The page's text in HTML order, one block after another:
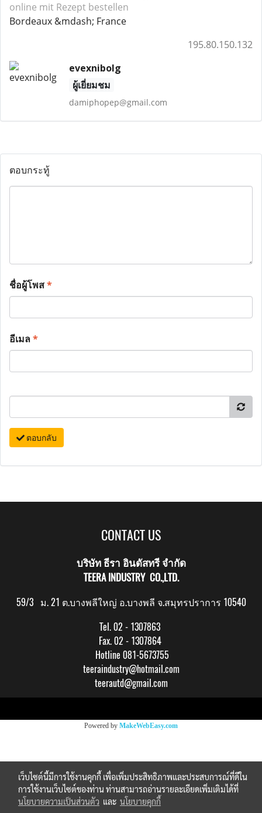
online mit Rezept bestellen
Bordeaux &mdash; France
195.80.150.132
evexnibolg
ผู้เยี่ยมชม
damiphopep@gmail.com
ตอบกระทู้
ชื่อผู้โพส*
อีเมล*
ตอบกลับ
CONTACT US
บริษัท ธีรา อินดัสทรี จำกัด
TEERA INDUSTRY CO.,LTD.
59/3 ม. 21 ต.บางพลีใหญ่ อ.บางพลี จ.สมุทรปราการ 10540
Tel. 02 - 1307863
Fax. 02 - 1307864
Hotline 081-5673755
teeraindustry@hotmail.com
teerautd@gmail.com
Powered by MakeWebEasy.com
เว็บไซต์นี้มีการใช้งานคุกกี้ เพื่อเพิ่มประสิทธิภาพและประสบการณ์ที่ดีใน
การใช้งานเว็บไซต์ของท่าน ท่านสามารถอ่านรายละเอียดเพิ่มเติมได้ที่
นโยบายความเป็นส่วนตัว และ นโยบายคุกกี้